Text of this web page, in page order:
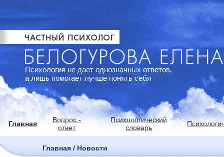
Психология не дает однозначных ответов,
а лишь помогает лучше понять себя
Главная
Вопрос -
ответ
Психологический
словарь
Главная / Новости